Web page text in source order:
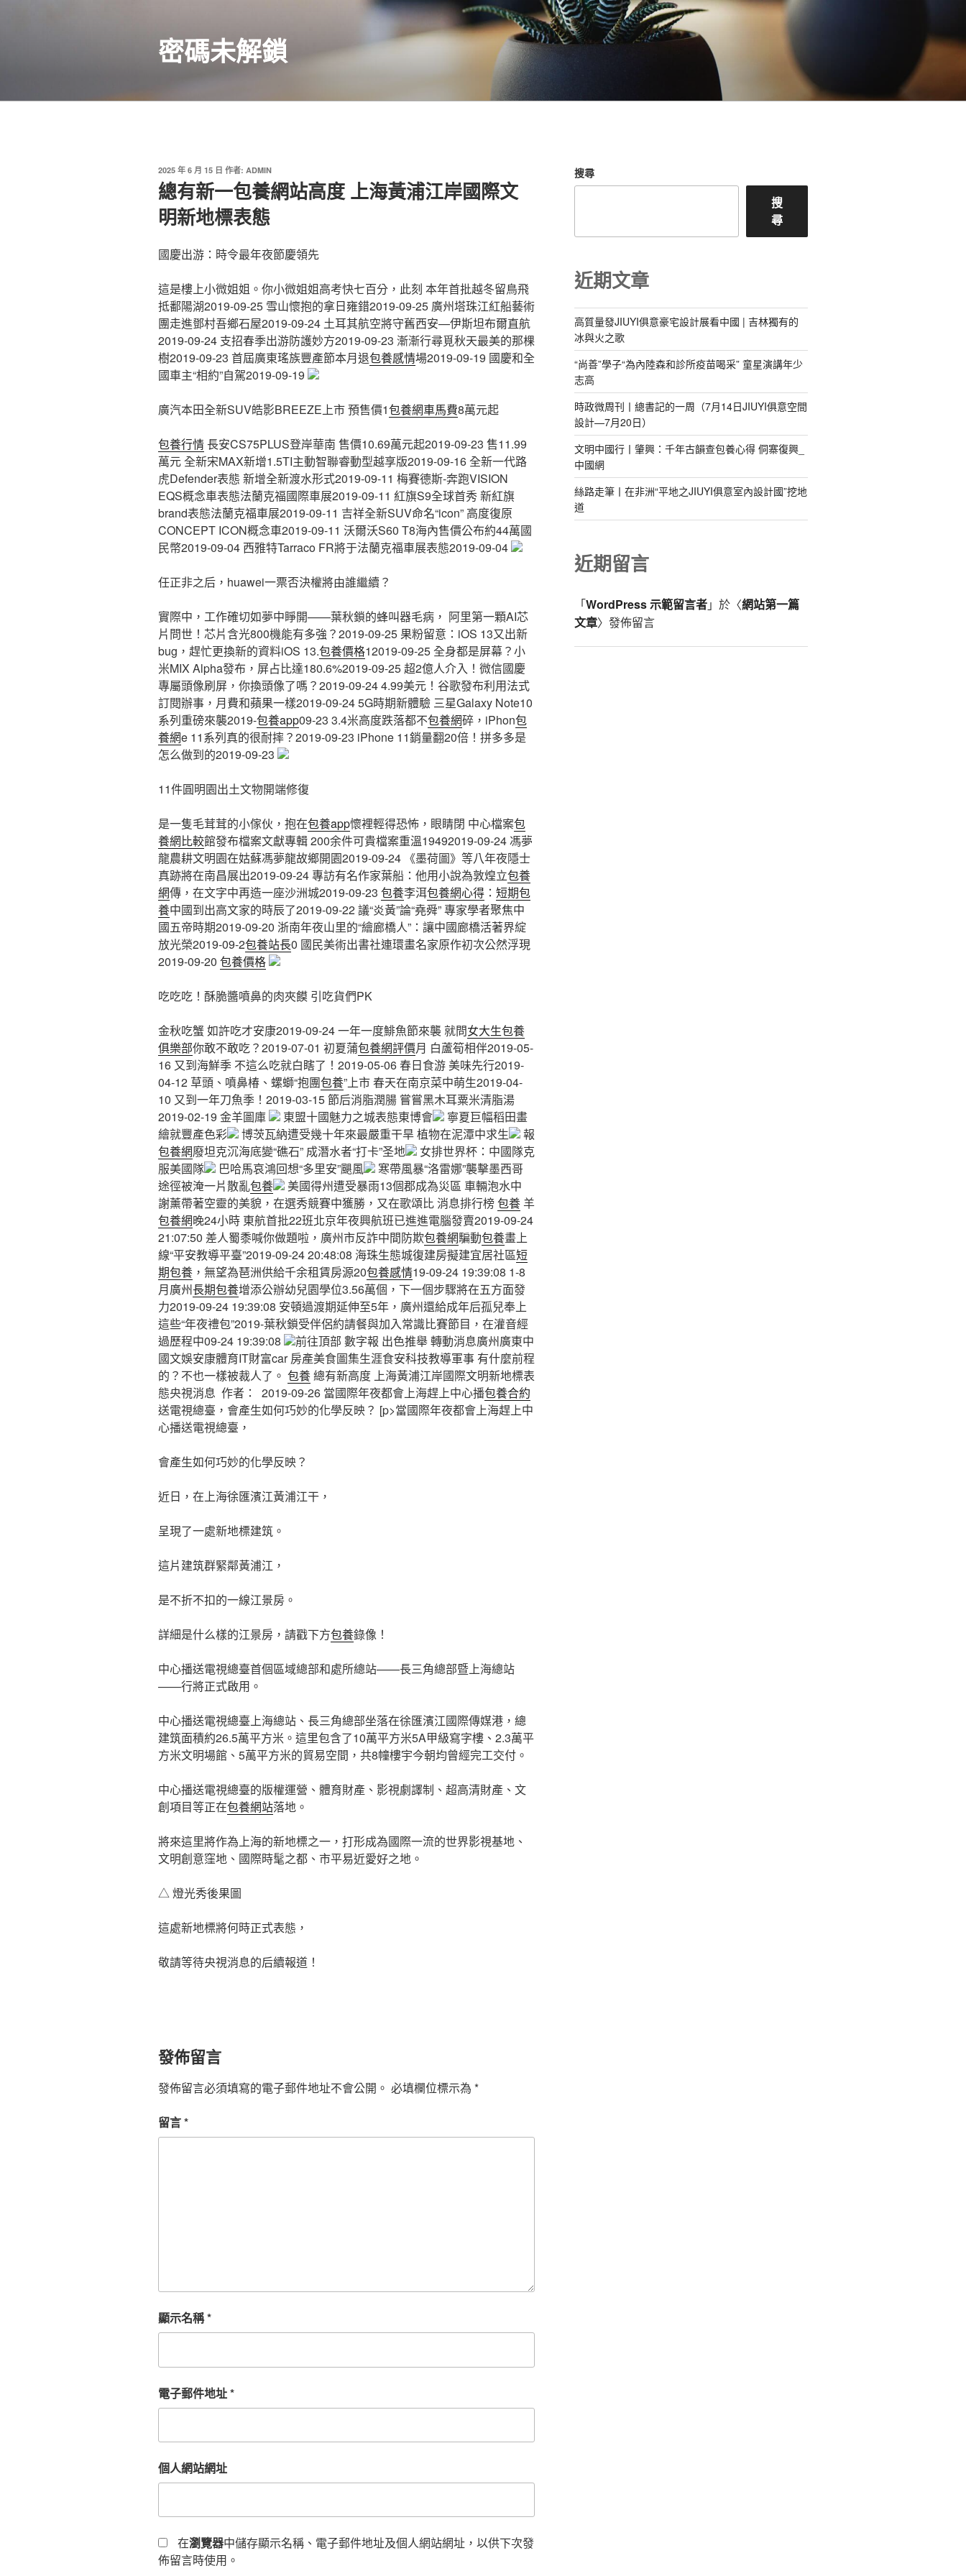
密碼未解鎖
發
佈
於
2025 年 6 月 15 日 作者: ADMIN
總有新一包養網站高度 上海黃浦江岸國際文
明新地標表態
國慶出游：時令最年夜節慶領先
這是樓上小微姐姐。你小微姐姐高考快七百分，此刻 本年首批越冬留鳥飛
抵鄱陽湖2019-09-25 雪山懷抱的拿日雍錯2019-09-25 廣州塔珠江紅船藝術
團走進鄧村吾鄉石屋2019-09-24 土耳其航空將守舊西安—伊斯坦布爾直航
2019-09-24 支招春季出游防護妙方2019-09-23 漸漸行尋覓秋天最美的那棵
樹2019-09-23 首屆廣東瑤族豐產節本月退包養感情場2019-09-19 國慶和全
國車主“相約”自駕2019-09-19
​廣汽本田全新SUV皓影BREEZE上市 預售價1包養網車馬費8萬元起
包養行情長安CS75PLUS登岸華南 售價10.69萬元起2019-09-23 售11.99
萬元 全新宋MAX新增1.5TI主動智聯睿動型越享版2019-09-16 全新一代路
虎Defender表態 新增全新渡水形式2019-09-11 梅賽德斯-奔跑VISION
EQS概念車表態法蘭克福國際車展2019-09-11 紅旗S9全球首秀 新紅旗
brand表態法蘭克福車展2019-09-11 吉祥全新SUV命名“icon” 高度復原
CONCEPT ICON概念車2019-09-11 沃爾沃S60 T8海內售價公布約44萬國
民幣2019-09-04 西雅特Tarraco FR將于法蘭克福車展表態2019-09-04
任正非之后，huawei一票否決權將由誰繼續？
實際中，工作確切如夢中睜開——葉秋鎖的蜂叫器毛病， 阿里第一顆AI芯
片問世！芯片含光800機能有多強？2019-09-25 果粉留意：iOS 13又出新
bug，趕忙更換新的資料iOS 13.包養價格12019-09-25 全身都是屏幕？小
米MIX Alpha發布，屏占比達180.6%2019-09-25 超2億人介入！微信國慶
專屬頭像刷屏，你換頭像了嗎？2019-09-24 4.99美元！谷歌發布利用法式
訂閱辦事，月費和蘋果一樣2019-09-24 5G時期新體驗 三星Galaxy Note10
系列重磅來襲2019-包養app09-23 3.4米高度跌落都不包養網碎，iPhon包
養網e 11系列真的很耐摔？2019-09-23 iPhone 11銷量翻20倍！拼多多是
怎么做到的2019-09-23
11件圓明園出土文物開端修復
是一隻毛茸茸的小傢伙，抱在包養app懷裡輕得恐怖，眼睛閉 中心檔案包
養網比較館發布檔案文獻專輯 200余件可貴檔案重溫19492019-09-24 馮夢
龍農耕文明園在姑蘇馮夢龍故鄉開園2019-09-24 《墨荷圖》等八年夜隱士
真跡將在南昌展出2019-09-24 專訪有名作家葉船：他用小說為敦煌立包養
網傳，在文字中再造一座沙洲城2019-09-23 包養李洱包養網心得 ： 短期包
養中國到出高文家的時辰了2019-09-22 議“炎黃”論“堯舜” 專家學者聚焦中
國五帝時期2019-09-20 浙南年夜山里的“繪廊橋人”：讓中國廊橋活著界綻
放光榮2019-09-2包養站長0 國民美術出書社連環畫名家原作初次公然浮現
2019-09-20 包養價格
吃吃吃！酥脆醬噴鼻的肉夾饃 引吃貨們PK
金秋吃蟹 如許吃才安康2019-09-24 一年一度鯡魚節來襲 就問女大生包養
俱樂部你敢不敢吃？2019-07-01 初夏蒲包養網評價月 白蘆筍相伴2019-05-
16 又到海鮮季 不這么吃就白瞎了！2019-05-06 春日食游 美味先行2019-
04-12 草頭、噴鼻椿、螺螄“抱團包養”上市 春天在南京菜中萌生2019-04-
10 又到一年刀魚季！2019-03-15 節后消脂潤腸 嘗嘗黑木耳粟米清脂湯
2019-02-19 金羊圖庫
東盟十國魅力之城表態東博會
寧夏巨幅稻田畫
繪就豐產色彩
博茨瓦納遭受幾十年來最嚴重干旱 植物在泥潭中求生
報
包養網廢坦克沉海底變“礁石” 成潛水者“打卡”圣地
女排世界杯：中國隊克
服美國隊
巴哈馬哀鴻回想“多里安”颶風
寒帶風暴“洛雷娜”襲擊墨西哥
途徑被淹一片散亂包養
美國得州遭受暴雨13個郡成為災區 車輛泡水中
謝薰帶著空靈的美貌，在選秀競賽中獲勝，又在歌頌比 消息排行榜包養羊
包養網晚24小時 東航首批22班北京年夜興航班已進進電腦發賣2019-09-24
21:07:50 差人蜀黍喊你做題啦，廣州市反詐中間防欺包養網騙動包養畫上
線“平安教導平臺”2019-09-24 20:48:08 海珠生態城復建房擬建宜居社區短
期包養 ，無望為琶洲供給千余租賃房源20包養感情19-09-24 19:39:08 1-8
月廣州長期包養增添公辦幼兒園學位3.56萬個，下一個步驟將在五方面發
力2019-09-24 19:39:08 安頓過渡期延伸至5年，廣州還給成年后孤兒奉上
這些“年夜禮包”2019-葉秋鎖受伴侶約請餐與加入常識比賽節目，在灌音經
過歷程中09-24 19:39:08
前往頂部 數字報 出色推舉 轉動消息廣州廣東中
國文娛安康體育IT財富car 房產美食圖集生涯食安科技教導軍事 有什麼前程
的？不也一樣被裁人了。 包養總有新高度 上海黃浦江岸國際文明新地標表
態央視消息 作者： 2019-09-26 當國際年夜都會上海趕上中心播包養合約
送電視總臺，會產生如何巧妙的化學反映？​ [p>當國際年夜都會上海趕上中
心播送電視總臺，
會產生如何巧妙的化學反映？
近日，在上海徐匯濱江黃浦江干，
呈現了一處新地標建筑。
這片建筑群緊鄰黃浦江，
是不折不扣的一線江景房。
詳細是什么樣的江景房，請戳下方包養錄像！
中心播送電視總臺首個區域總部和處所總站——長三角總部暨上海總站
——行將正式啟用。
中心播送電視總臺上海總站、長三角總部坐落在徐匯濱江國際傳媒港，總
建筑面積約26.5萬平方米。這里包含了10萬平方米5A甲級寫字樓、2.3萬平
方米文明場館、5萬平方米的貿易空間，共8幢樓宇今朝均曾經完工交付。
中心播送電視總臺的版權運營、體育財產、影視劇譯制、超高清財產、文
創項目等正在包養網站落地。
將來這里將作為上海的新地標之一，打形成為國際一流的世界影視基地、
文明創意窪地、國際時髦之都、市平易近愛好之地。
△ 燈光秀後果圖
這處新地標將何時正式表態，
敬請等待央視消息的后續報道！
發佈留言
發佈留言必須填寫的電子郵件地址不會公開。 必填欄位標示為 *
留言*
顯示名稱*
電子郵件地址*
個人網站網址
在瀏覽器中儲存顯示名稱、電子郵件地址及個人網站網址，以供下次發
佈留言時使用。
搜尋
搜
尋
近期文章
高質量發JIUYI俱意豪宅設計展看中國 | 吉林獨有的
冰與火之歌
“尚善”學子“為內陸森和診所疫苗喝采” 童星演講年少
志高
時政微周刊丨總書記的一周（7月14日JIUYI俱意空間
設計—7月20日）
文明中國行丨肇興：千年古韻查包養心得 侗寨復興_
中國網
絲路走筆丨在非洲“平地之JIUYI俱意室內設計國”挖地
道
近期留言
「WordPress 示範留言者」於〈網站第一篇
文章〉發佈留言